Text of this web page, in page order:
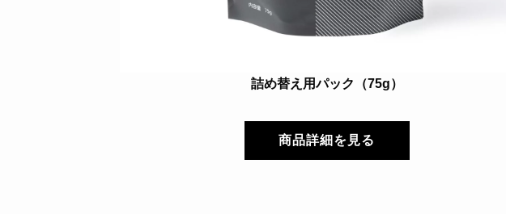
詰め替え用パック（75g）
商品詳細を見る